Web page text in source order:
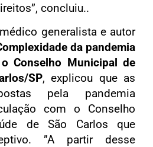
concluiu..
generalista e autor
da pandemia
Conselho Municipal de
SP, explicou que as
pela pandemia
com o Conselho
de São Carlos que
”A partir desse